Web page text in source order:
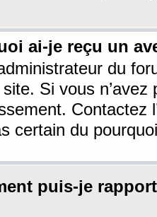
ai-je reçu un
du
Si vous
Contactez
certain du
puis-je